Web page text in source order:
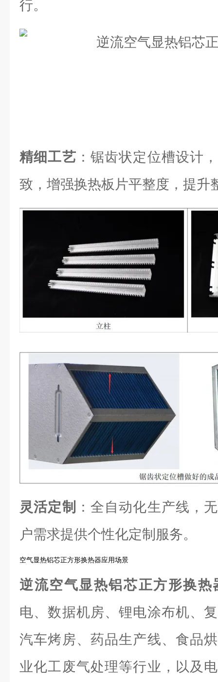
行。
精细工艺 ：锯齿状定位槽设计
致，增强换热板片平整度，提升
灵活定制
：全自动化生产线，
户需求提供个性化定制服务。
空气显热铝芯正方形换热器应用场景
逆流空气显热铝芯正方形换热
电、数据机房、锂电涂布机、
汽车烤房、药品生产线、食品
业化工废气处理等行业，以及